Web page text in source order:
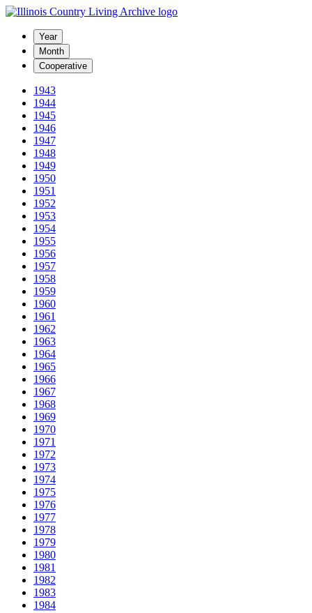
Year
Month
Cooperative
1943
1944
1945
1946
1947
1948
1949
1950
1951
1952
1953
1954
1955
1956
1957
1958
1959
1960
1961
1962
1963
1964
1965
1966
1967
1968
1969
1970
1971
1972
1973
1974
1975
1976
1977
1978
1979
1980
1981
1982
1983
1984